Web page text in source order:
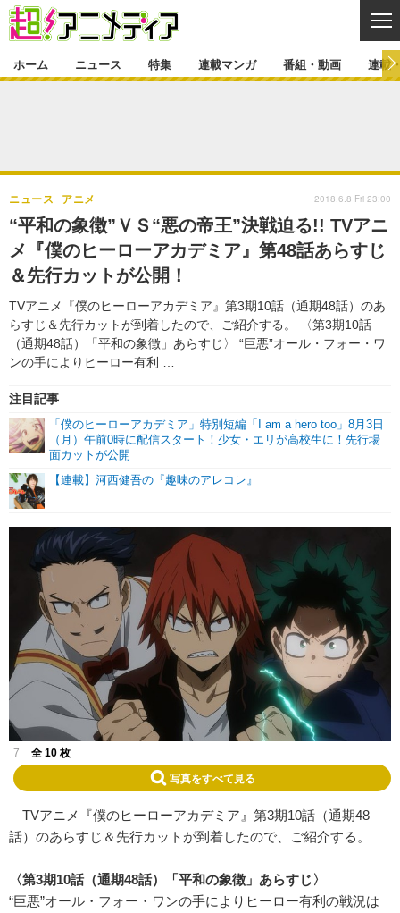
ゲーム・アプリ マンガ
グッズ イベント
声優
舞台 新帝スタ
特集一覧 カバー
ラキりす
連載マンガ
連載マンガ一覧 連載一覧
番組・動画
番組・動画一覧 ラジオ
動画
連載・ブログ
連載・ブログ一覧
編集部ブログ・お知らせ
ホーム ニュース 特集 連載マンガ 番組・動画 連載
“平和の象徴”ＶＳ“悪の帝王”決戦迫る!! TVアニ
メ『僕のヒーローアカデミア』第48話あらすじ
＆先行カットが公開！
TVアニメ『僕のヒーローアカデミア』第3期10話（通期48話）のあ
らすじ＆先行カットが到着したので、ご紹介する。 〈第3期10話
（通期48話）「平和の象徴」あらすじ〉 “巨悪”オール・フォー・ワ
ンの手によりヒーロー有利 …
ニュース アニメ
注目記事
「僕のヒーローアカデミア」特別短編「I am a hero too」8月3日
（月）午前0時に配信スタート！少女・エリが高校生に！先行場
面カットが公開
【連載】河西健吾の『趣味のアレコレ』
2018.6.8 Fri 23:00
7 全 10 枚
写真をすべて見る
TVアニメ『僕のヒーローアカデミア』第3期10話（通期48
話）のあらすじ＆先行カットが到着したので、ご紹介する。
〈第3期10話（通期48話）「平和の象徴」あらすじ〉
“巨悪”オール・フォー・ワンの手によりヒーロー有利の戦況は